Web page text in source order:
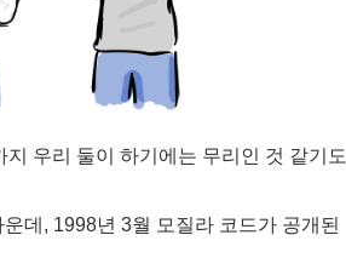
우리 둘이 하기에는 무리인 것 같기도
데, 1998년 3월 모질라 코드가 공개된